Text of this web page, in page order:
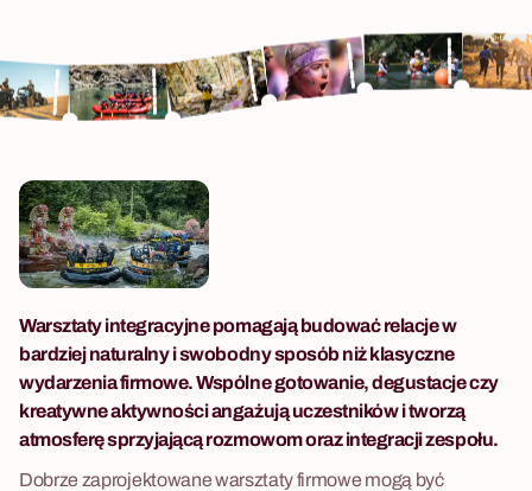
Warsztaty integracyjne pomagają budować relacje w
bardziej naturalny i swobodny sposób niż klasyczne
wydarzenia firmowe. Wspólne gotowanie, degustacje czy
kreatywne aktywności angażują uczestników i tworzą
atmosferę sprzyjającą rozmowom oraz integracji zespołu.
Dobrze zaprojektowane warsztaty firmowe mogą być